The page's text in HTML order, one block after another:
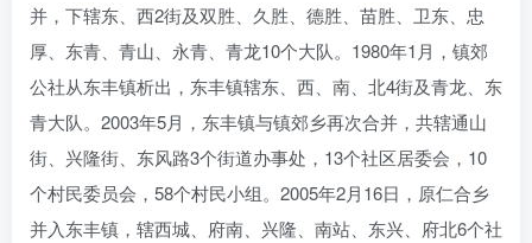
并，下辖东、西2街及双胜、久胜、德胜、苗胜、卫东、忠
厚、东青、青山、永青、青龙10个大队。1980年1月，镇郊
公社从东丰镇析出，东丰镇辖东、西、南、北4街及青龙、东
青大队。2003年5月，东丰镇与镇郊乡再次合并，共辖通山
街、兴隆街、东风路3个街道办事处，13个社区居委会，10
个村民委员会，58个村民小组。2005年2月16日，原仁合乡
并入东丰镇，辖西城、府南、兴隆、南站、东兴、府北6个社